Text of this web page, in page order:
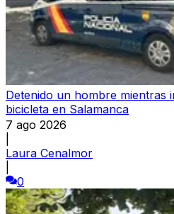
Detenido un hombre mientras
bicicleta en Salamanca
7 ago 2026
Laura Cenalmor
0